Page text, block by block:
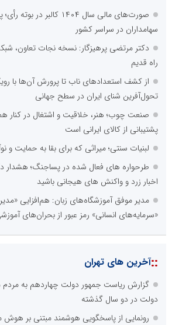
صورت‌های مالی سال ۱۴۰۴
سهامداران در سراسر کشور
دکتر مرتضی پرهیزگار: نسخه نجات تعاون،
راه قدیم
از کشف استعدادهای ناب تا پرورش آن‌ها با
تحول‌آفرین شنای ایران در سطح جهانی
صنعت چوب؛ هنر، خلاقیت و اشتغال در کنار هم،
پشتیبانی از کالای ایرانی است
لبنیات سنتی؛ میراثی که برای بقا به حمایت و
طرحواره های فعال شده در پساجنگ؛ هشدار
اخبار زرد و واکنش های هیجانی باشید
مدیر موفق آموزشگاه‌های زبان: هم‌افزایی
«سرمایه‌های انسانی» رمز عبور از بحران‌های
::آخرین های تهران
گزارش ریاست جمهور دولت چهاردهم به
دولت در دو سال گذشته